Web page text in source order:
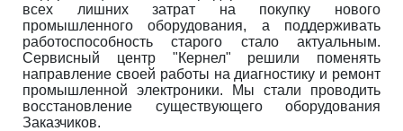
всех лишних затрат на покупку нового
промышленного оборудования, а поддерживать
работоспособность старого стало актуальным.
Сервисный центр "Кернел" решили поменять
направление своей работы на диагностику и ремонт
промышленной электроники. Мы стали проводить
восстановление существующего оборудования
Заказчиков.